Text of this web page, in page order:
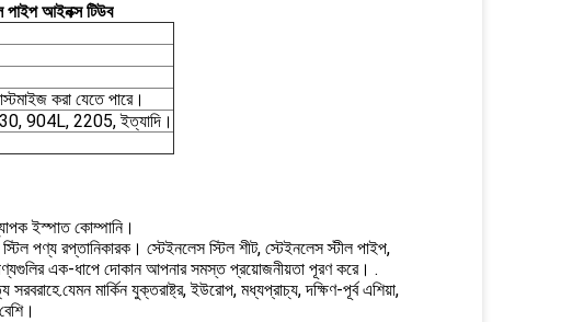
আইনক্স টিউব
করা যেতে পারে।
904L, 2205, ইত্যাদি।
ইস্পাত কোম্পানি।
পণ্য রপ্তানিকারক। স্টেইনলেস স্টিল শীট, স্টেইনলেস স্টীল পাইপ,
এক-ধাপে দোকান আপনার সমস্ত প্রয়োজনীয়তা পূরণ করে। .
মার্কিন যুক্তরাষ্ট্র, ইউরোপ, মধ্যপ্রাচ্য, দক্ষিণ-পূর্ব এশিয়া,